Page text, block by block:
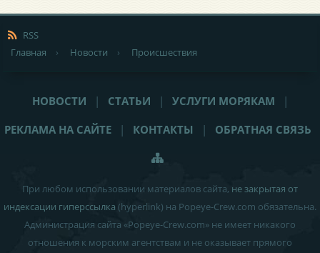
RSS
Главная
› Новости › Происшествия
НОВОСТИ | СТАТЬИ | УСЛУГИ МОРЯКАМ
|
РЕКЛАМА НА САЙТЕ
| КОНТАКТЫ | ОБРАТНАЯ СВЯЗЬ
При любом использовании материалов сайта, не закрытая от
индексации гиперссылка (hyperlink) на Popeye-Crew.com обязательна.
Администрация сайта «Popeye-Crew.com» не имеет никакого
отношения к морским агентствам и не оказывает прямого